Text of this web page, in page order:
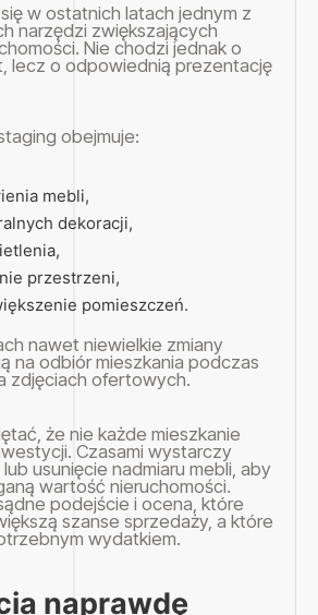
w ostatnich latach jednym z
narzędzi zwiększających
Nie chodzi jednak o
lecz o odpowiednią prezentację
obejmuje:
mebli,
dekoracji,
przestrzeni,
pomieszczeń.
nawet niewielkie zmiany
na odbiór mieszkania podczas
zdjęciach ofertowych.
że nie każde mieszkanie
Czasami wystarczy
usunięcie nadmiaru mebli, aby
wartość nieruchomości.
podejście i ocena, które
szanse sprzedaży, a które
wydatkiem.
naprawdę